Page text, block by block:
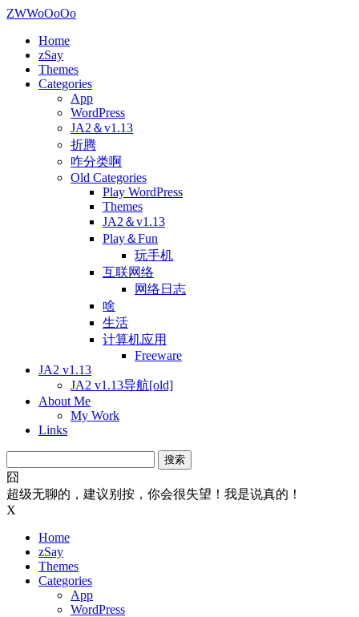
ZWWoOoOo
Home
zSay
Themes
Categories
App
WordPress
JA2＆v1.13
折腾
咋分类啊
Old Categories
Play WordPress
Themes
JA2＆v1.13
Play＆Fun
玩手机
互联网络
网络日志
啥
生活
计算机应用
Freeware
JA2 v1.13
JA2 v1.13导航[old]
About Me
My Work
Links
索：
囧
超级无聊的，建议别按，你会很失望！我是说真的！
X
Home
zSay
Themes
Categories
App
WordPress